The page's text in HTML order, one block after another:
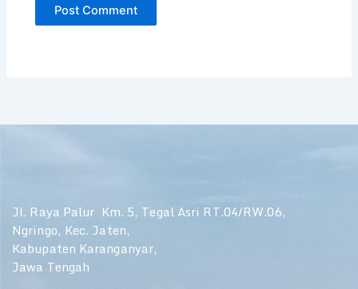
Jl. Raya Palur Km. 5, Tegal Asri RT.04/RW.06,
Ngringo, Kec. Jaten,
Kabupaten Karanganyar,
Jawa Tengah